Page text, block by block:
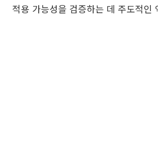
적용 가능성을 검증하는 데 주도적인